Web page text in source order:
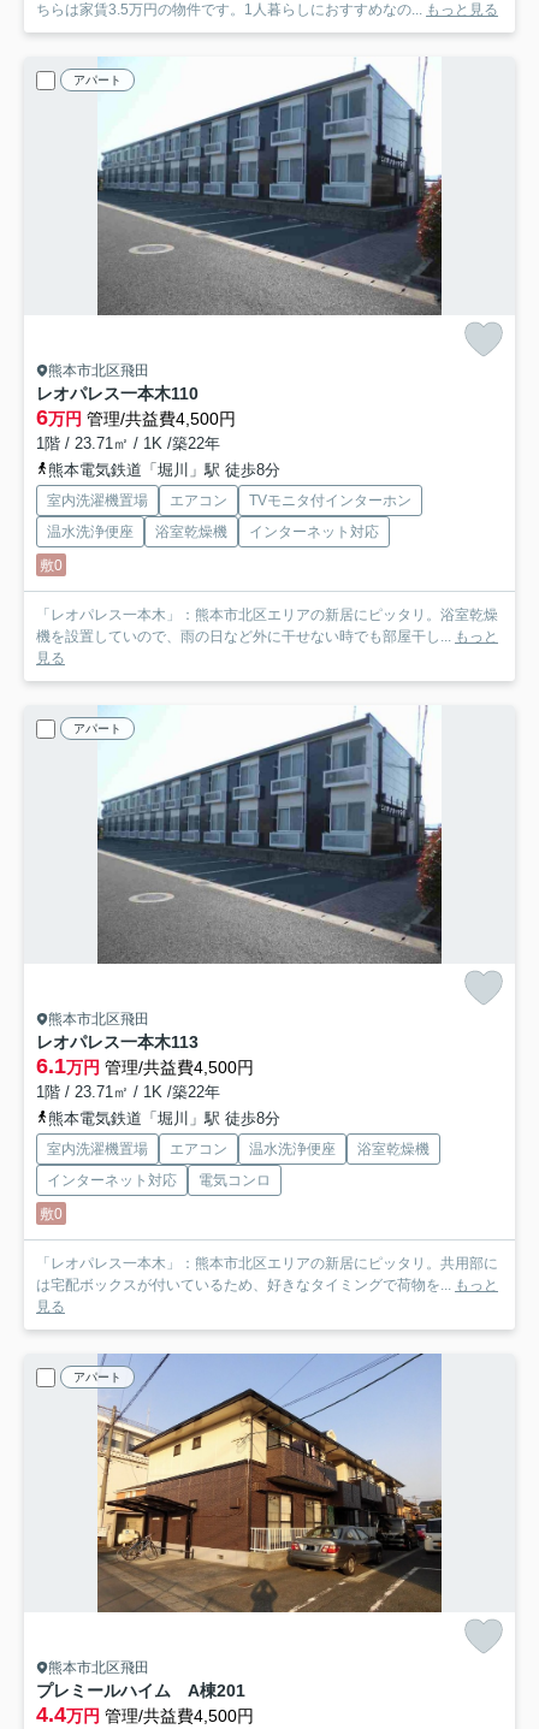
ちらは家賃3.5万円の物件です。1人暮らしにおすすめなの... もっと見る
アパート
熊本市北区飛田
レオパレス一本木110
6万円 管理/共益費4,500円
1階 / 23.71㎡ / 1K /築22年
熊本電気鉄道「堀川」駅 徒歩8分
室内洗濯機置場 エアコン
TVモニタ付インターホン
温水洗浄便座
浴室乾燥機
インターネット対応
敷0
「レオパレス一本木」：熊本市北区エリアの新居にピッタリ。浴室乾燥
機を設置していので、雨の日など外に干せない時でも部屋干し... もっと
見る
アパート
熊本市北区飛田
レオパレス一本木113
6.1万円 管理/共益費4,500円
1階 / 23.71㎡ / 1K /築22年
熊本電気鉄道「堀川」駅 徒歩8分
室内洗濯機置場 エアコン 温水洗浄便座
浴室乾燥機
インターネット対応
電気コンロ
敷0
「レオパレス一本木」：熊本市北区エリアの新居にピッタリ。共用部に
は宅配ボックスが付いているため、好きなタイミングで荷物を... もっと
見る
アパート
熊本市北区飛田
プレミールハイム A棟201
4.4万円 管理/共益費4,500円